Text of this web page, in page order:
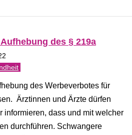
des § 219a
des Werbeverbotes für
Ärztinnen und Ärzte dürfen
informieren, dass und mit welcher
durchführen. Schwangere